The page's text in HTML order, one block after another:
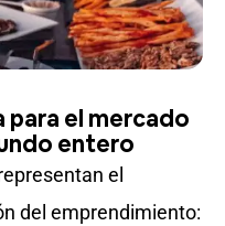
para el mercado
entero
el
del emprendimiento: